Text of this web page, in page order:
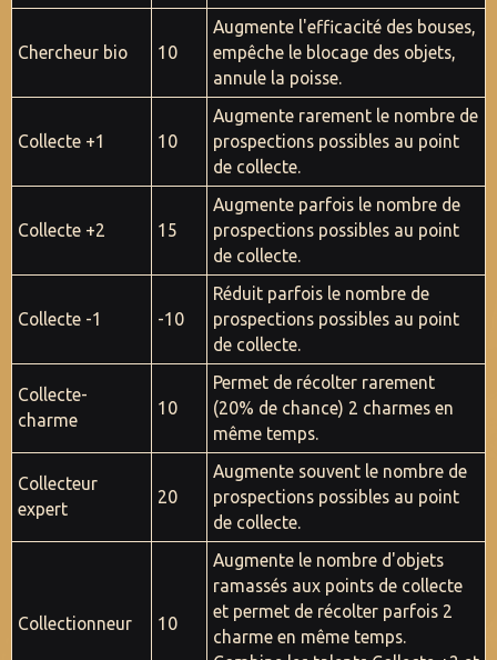
Chercheur bio 10
Augmente l'efficacité des bouses,
empêche le blocage des objets,
annule la poisse.
Collecte +1 10
Augmente rarement le nombre de
prospections possibles au point
de collecte.
Collecte +2 15
Augmente parfois le nombre de
prospections possibles au point
de collecte.
Collecte -1 -10
Réduit parfois le nombre de
prospections possibles au point
de collecte.
Collecte-
charme
10
Permet de récolter rarement
(20% de chance) 2 charmes en
même temps.
Collecteur
expert
20
Augmente souvent le nombre de
prospections possibles au point
de collecte.
Collectionneur 10
Augmente le nombre d'objets
ramassés aux points de collecte
et permet de récolter parfois 2
charme en même temps.